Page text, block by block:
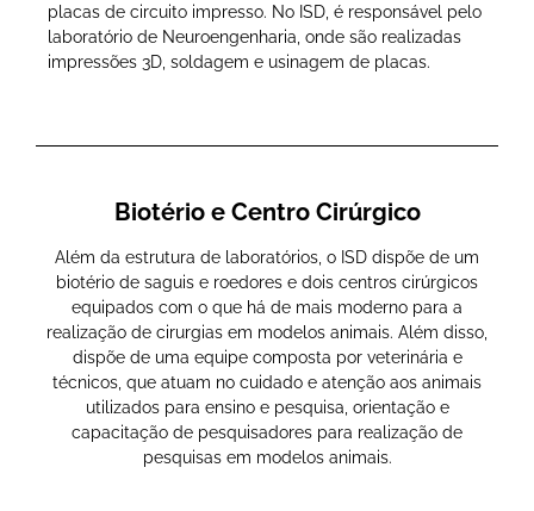
placas de circuito impresso. No ISD, é responsável pelo
laboratório de Neuroengenharia, onde são realizadas
impressões 3D, soldagem e usinagem de placas.
Biotério e Centro Cirúrgico
Além da estrutura de laboratórios, o ISD dispõe de um
biotério de saguis e roedores e dois centros cirúrgicos
equipados com o que há de mais moderno para a
realização de cirurgias em modelos animais. Além disso,
dispõe de uma equipe composta por veterinária e
técnicos, que atuam no cuidado e atenção aos animais
utilizados para ensino e pesquisa, orientação e
capacitação de pesquisadores para realização de
pesquisas em modelos animais.